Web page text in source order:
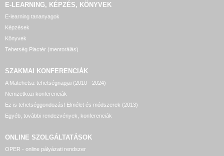
E-LEARNING, KÉPZÉS, KÖNYVEK
E-learning tananyagok
Képzések
Könyvek
Tehetség Piactér (mentorálás)
SZAKMAI KONFERENCIÁK
A Matehetsz tehetségnapjai (2010 - 2024)
Nemzetközi konferenciák
Ez is tehetséggondozás! Elmélet és módszerek (2013)
Egyéb, további rendezvények, konferenciák
ONLINE SZOLGÁLTATÁSOK
OPER - online pályázati rendszer